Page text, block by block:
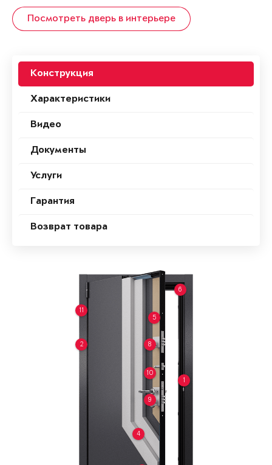
Посмотреть дверь в интерьере
Конструкция
Характеристики
Видео
Документы
Услуги
Гарантия
Возврат товара
1
2
4
5
6
8
9
10
11